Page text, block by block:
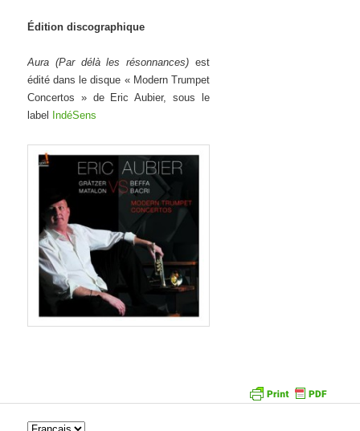
Édition discographique
Aura (Par délà les résonnances) est
édité dans le disque « Modern Trumpet
Concertos » de Eric Aubier, sous le
label IndéSens